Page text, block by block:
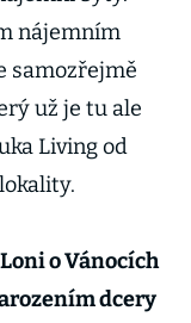
nájemním
samozřejmě
už je tu ale
Living od
o Vánocích
dcery